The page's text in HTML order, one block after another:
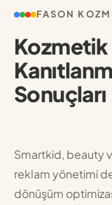
FASON
Kozmetik
Sonuçları
Smartkid, beauty
reklam yönetimi
dönüşüm